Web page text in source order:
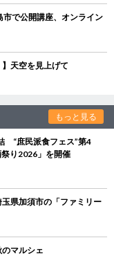
で公開講座、オンライン
天空を見上げて
もっと見る
“庶民派食フェス”第4
り2026」を開催
県加須市の「ファミリー
マルシェ